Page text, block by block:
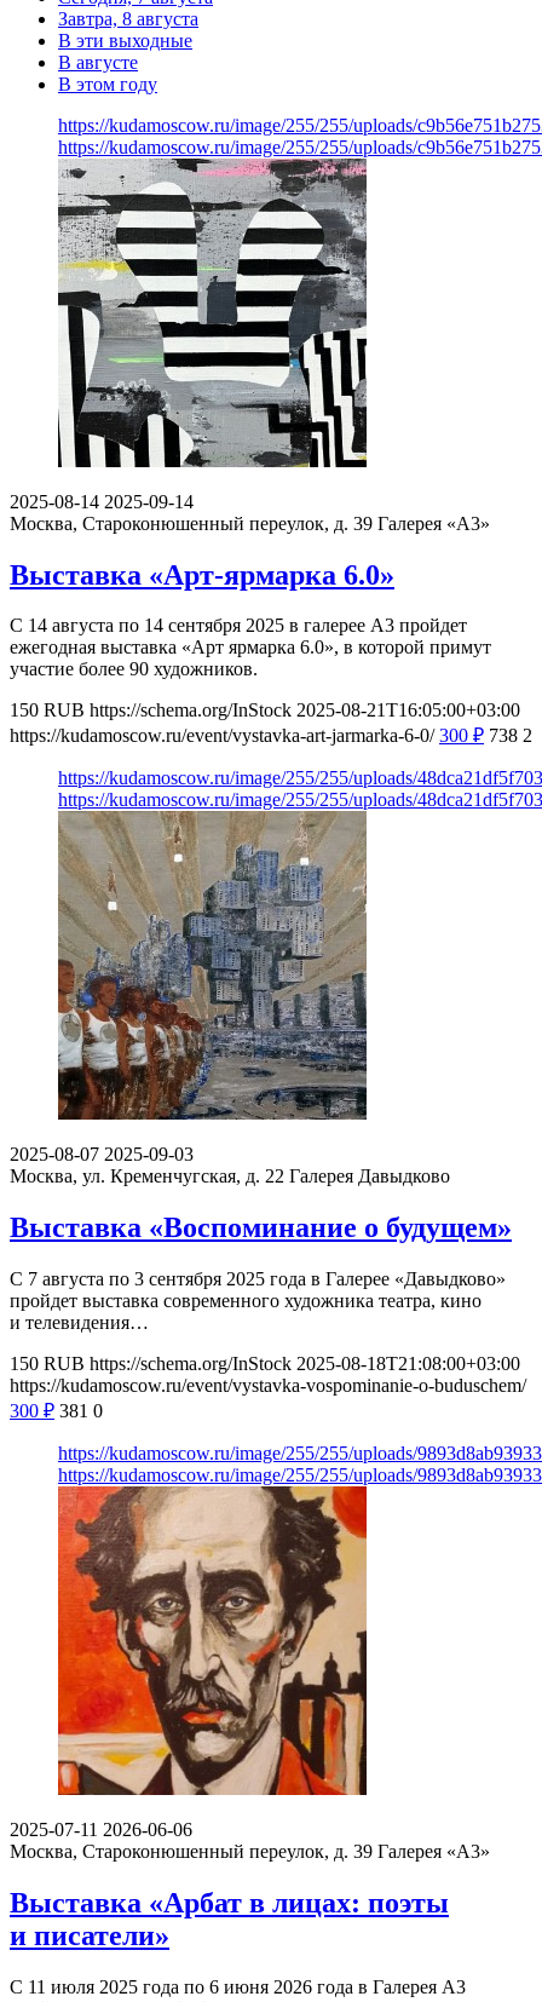
Завтра, 8 августа
В эти выходные
В августе
В этом году
https://kudamoscow.ru/image/255/255/uploads/
https://kudamoscow.ru/image/255/255/uploads/
2025-08-14 2025-09-14
Москва, Староконюшенный переулок, д. 39 Галерея «А3»
Выставка «Арт-ярмарка 6.0»
С 14 августа по 14 сентября 2025 в галерее А3 пройдет
ежегодная выставка «Арт ярмарка 6.0», в которой примут
участие более 90 художников.
150 RUB https://schema.org/InStock 2025-08-21T16:05:00+03:00
https://kudamoscow.ru/event/vystavka-art-jarmarka-6-0/ 300 ₽ 738 2
https://kudamoscow.ru/image/255/255/uploads/
https://kudamoscow.ru/image/255/255/uploads/
2025-08-07 2025-09-03
Москва, ул. Кременчугская, д. 22 Галерея Давыдково
Выставка «Воспоминание о будущем»
С 7 августа по 3 сентября 2025 года в Галерее «Давыдково»
пройдет выставка современного художника театра, кино
и телевидения…
150 RUB https://schema.org/InStock 2025-08-18T21:08:00+03:00
https://kudamoscow.ru/event/vystavka-vospominanie-o-buduschem/
300 ₽ 381 0
https://kudamoscow.ru/image/255/255/uploads/
https://kudamoscow.ru/image/255/255/uploads/
2025-07-11 2026-06-06
Москва, Староконюшенный переулок, д. 39 Галерея «А3»
Выставка «Арбат в лицах: поэты
и писатели»
С 11 июля 2025 года по 6 июня 2026 года в Галерея А3